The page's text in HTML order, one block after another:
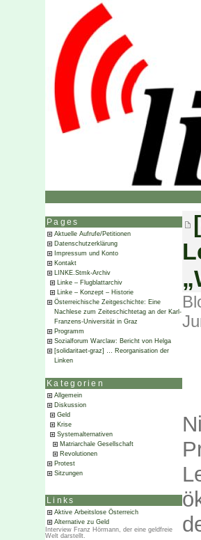
Pages
Aktuelle Aufrufe/Petitionen
Datenschutzerklärung
Impressum und Konto
Kontakt
LINKE.Stmk-Archiv
Linke – Flugblattarchiv
Linke – Konzept – Historie
Österreichische Zeitgeschichte: Eine
Nachlese zum Zeiteschichtetag an der Karl-
Franzens-Universität in Graz
Programm
Sozialforum Warclaw: Bericht von Helga
[solidaritaet-graz] … Reorganisation der
Linken
Kategorien
Allgemein
Diskussion
Geld
Krise
Systemalternativen
Matriarchale Gesellschaft
Revolutionen
Protest
Sitzungen
Links
Aktive Arbeitslose Österreich
Alternative zu Geld
Interview Franz Hörmann, der eine geldfreie
Welt darstellt.